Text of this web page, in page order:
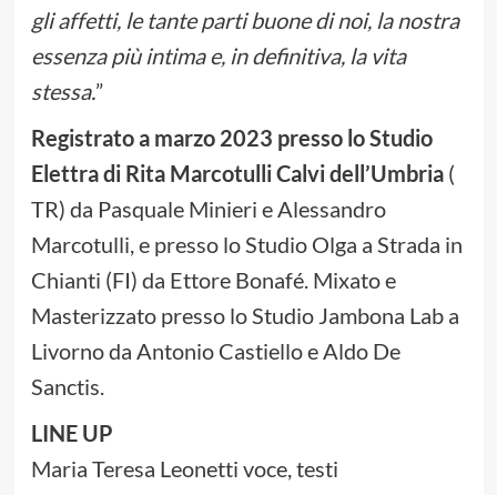
gli affetti, le tante parti buone di noi, la nostra
essenza più intima e, in definitiva, la vita
stessa.”
Registrato a marzo 2023 presso lo Studio
Elettra di Rita Marcotulli Calvi dell’Umbria(
TR) da Pasquale Minieri e Alessandro
Marcotulli, e presso lo Studio Olga a Strada in
Chianti (FI) da Ettore Bonafé. Mixato e
Masterizzato presso lo Studio Jambona Lab a
Livorno da Antonio Castiello e Aldo De
Sanctis.
LINE UP
Maria Teresa Leonetti voce, testi